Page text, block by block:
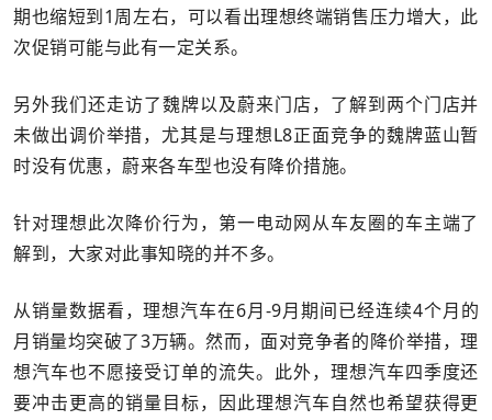
期也缩短到1周左右，可以看出理想终端销售压力增大，此
次促销可能与此有一定关系。
另外我们还走访了魏牌以及蔚来门店，了解到两个门店并
未做出调价举措，尤其是与理想L8正面竞争的魏牌蓝山暂
时没有优惠，蔚来各车型也没有降价措施。
针对理想此次降价行为，第一电动网从车友圈的车主端了
解到，大家对此事知晓的并不多。
从销量数据看，理想汽车在6月-9月期间已经连续4个月的
月销量均突破了3万辆。然而，面对竞争者的降价举措，理
想汽车也不愿接受订单的流失。此外，理想汽车四季度还
要冲击更高的销量目标，因此理想汽车自然也希望获得更